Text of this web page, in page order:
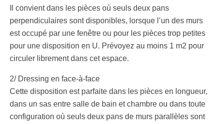
Il convient dans les pièces où seuls deux pans
perpendiculaires sont disponibles, lorsque l’un des murs
est occupé par une fenêtre ou pour les pièces trop petites
pour une disposition en U. Prévoyez au moins 1 m2 pour
circuler librement dans cet espace.
2/ Dressing en face-à-face
Cette disposition est parfaite dans les pièces en longueur,
dans un sas entre salle de bain et chambre ou dans toute
configuration où seuls deux pans de murs parallèles sont